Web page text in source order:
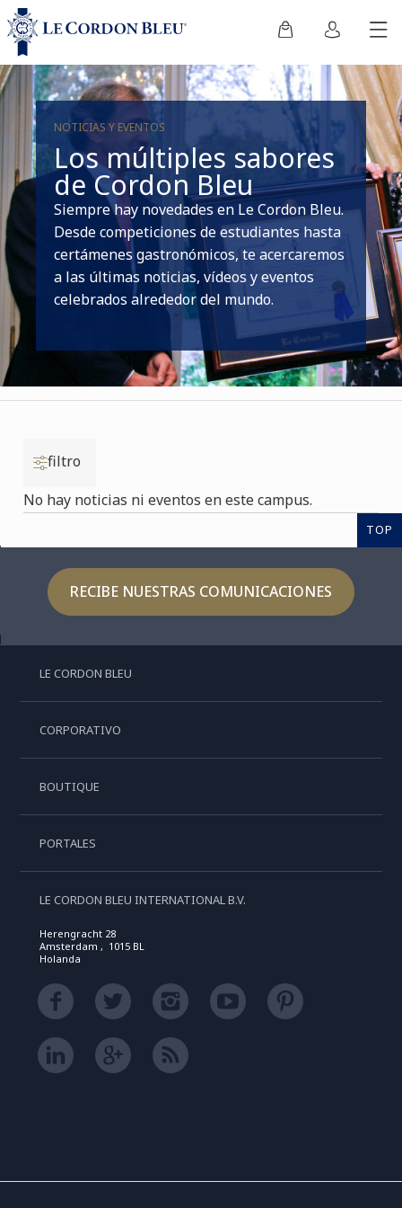
NOTICIAS Y EVENTOS
Los múltiples sabores
de Cordon Bleu
Siempre hay novedades en Le Cordon Bleu.
Desde competiciones de estudiantes hasta
certámenes gastronómicos, te acercaremos
a las últimas noticias, vídeos y eventos
celebrados alrededor del mundo.
filtro
No hay noticias ni eventos en este campus.
TOP
RECIBE NUESTRAS COMUNICACIONES
LE CORDON BLEU
CORPORATIVO
BOUTIQUE
PORTALES
LE CORDON BLEU INTERNATIONAL B.V.
Herengracht 28
Amsterdam , 1015 BL
Holanda